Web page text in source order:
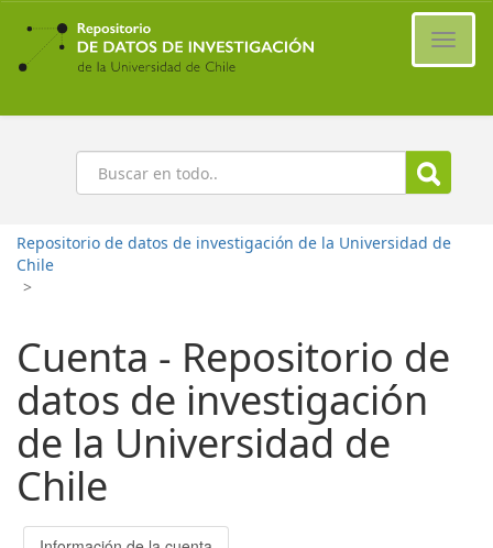
Ir
contenido
principal
Buscar
Repositorio de datos de investigación de la Universidad de
Chile
>
Cuenta - Repositorio de
datos de investigación
de la Universidad de
Chile